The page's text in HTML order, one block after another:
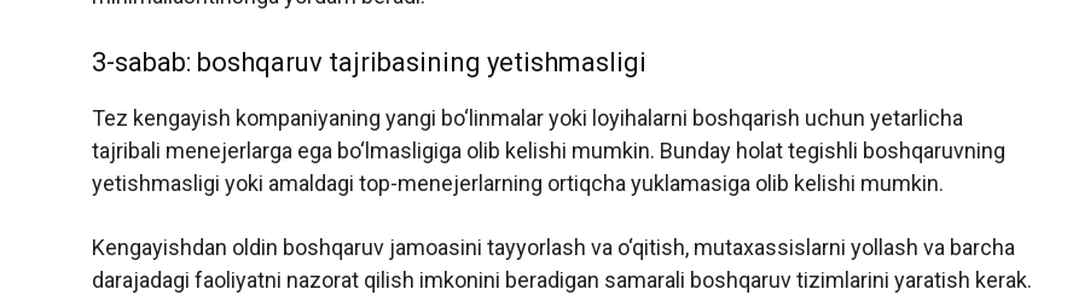
3-sabab: boshqaruv tajribasining yetishmasligi
Tez kengayish kompaniyaning yangi bo‘linmalar yoki loyihalarni boshqarish uchun yetarlicha
tajribali menejerlarga ega bo‘lmasligiga olib kelishi mumkin. Bunday holat tegishli boshqaruvning
yetishmasligi yoki amaldagi top-menejerlarning ortiqcha yuklamasiga olib kelishi mumkin.
Kengayishdan oldin boshqaruv jamoasini tayyorlash va o‘qitish, mutaxassislarni yollash va barcha
darajadagi faoliyatni nazorat qilish imkonini beradigan samarali boshqaruv tizimlarini yaratish kerak.